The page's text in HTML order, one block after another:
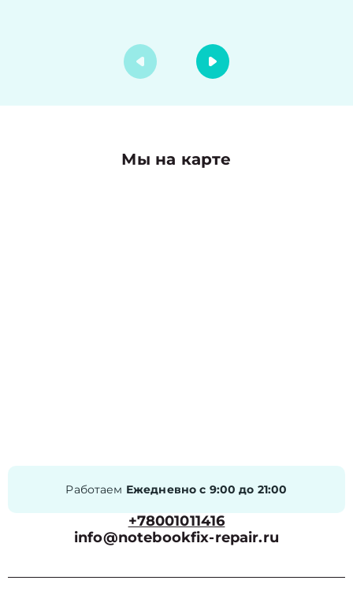
Мы на карте
Работаем Ежедневно с 9:00 до 21:00
+78001011416
info@notebookfix-repair.ru